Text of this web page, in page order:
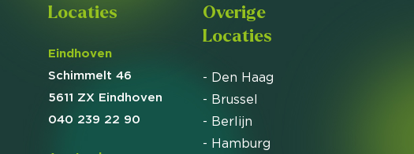
Locaties
Eindhoven
Schimmelt 46
5611 ZX Eindhoven
040 239 22 90
Overige
Locaties
- Den Haag
- Brussel
- Berlijn
- Hamburg